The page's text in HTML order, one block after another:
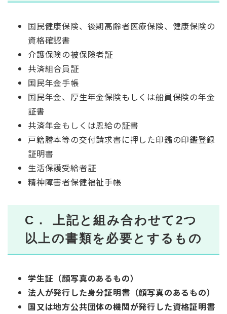
国民健康保険、後期高齢者医療保険、健康保険の
資格確認書
介護保険の被保険者証
共済組合員証
国民年金手帳
国民年金、厚生年金保険もしくは船員保険の年金
証書
共済年金もしくは恩給の証書
戸籍謄本等の交付請求書に押した印鑑の印鑑登録
証明書
生活保護受給者証
精神障害者保健福祉手帳
C． 上記と組み合わせて2つ
以上の書類を必要とするもの
学生証（顔写真のあるもの）
法人が発行した身分証明書（顔写真のあるもの）
国又は地方公共団体の機関が発行した資格証明書